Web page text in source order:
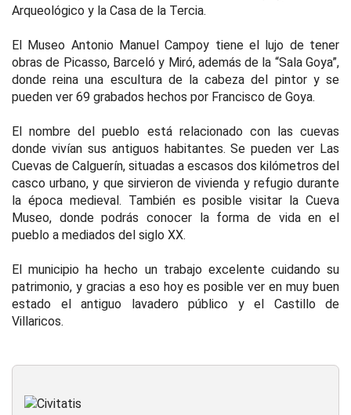
Arqueológico y la Casa de la Tercia.
El Museo Antonio Manuel Campoy tiene el lujo de tener
obras de Picasso, Barceló y Miró, además de la “Sala Goya”,
donde reina una escultura de la cabeza del pintor y se
pueden ver 69 grabados hechos por Francisco de Goya.
El nombre del pueblo está relacionado con las cuevas
donde vivían sus antiguos habitantes. Se pueden ver Las
Cuevas de Calguerín, situadas a escasos dos kilómetros del
casco urbano, y que sirvieron de vivienda y refugio durante
la época medieval. También es posible visitar la Cueva
Museo, donde podrás conocer la forma de vida en el
pueblo a mediados del siglo XX.
El municipio ha hecho un trabajo excelente cuidando su
patrimonio, y gracias a eso hoy es posible ver en muy buen
estado el antiguo lavadero público y el Castillo de
Villaricos.